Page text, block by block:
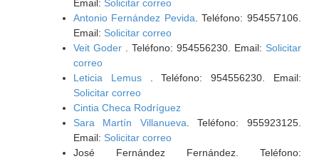
Email: Solicitar correo
Antonio Fernández Pevida . Teléfono: 954557106.
Email: Solicitar correo
Veit Goder
. Teléfono: 954556230. Email: Solicitar
correo
Leticia Lemus
. Teléfono: 954556230. Email:
Solicitar correo
Cintia Checa Rodríguez
Sara Martín Villanueva . Teléfono: 955923125.
Email: Solicitar correo
José Fernández Fernández. Teléfono: